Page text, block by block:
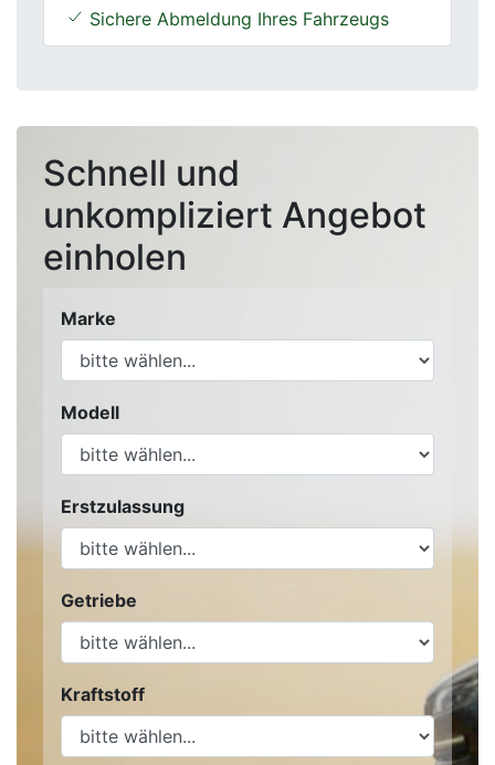
Sichere Abmeldung Ihres Fahrzeugs
Schnell und
unkompliziert Angebot
einholen
Marke
Modell
Erstzulassung
Getriebe
Kraftstoff